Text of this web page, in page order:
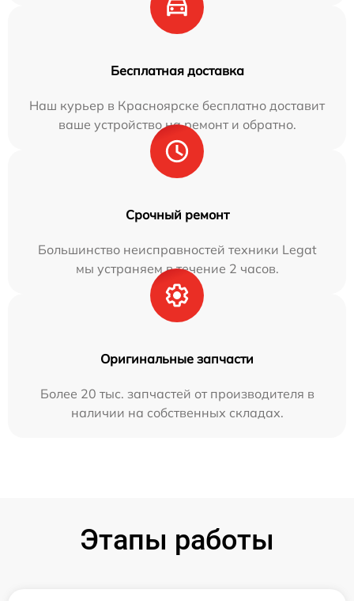
Бесплатная доставка
Наш курьер в Красноярске бесплатно доставит
ваше устройство на ремонт и обратно.
Срочный ремонт
Большинство неисправностей техники Legat
мы устраняем в течение 2 часов.
Оригинальные запчасти
Более 20 тыс. запчастей от производителя в
наличии на собственных складах.
Этапы работы